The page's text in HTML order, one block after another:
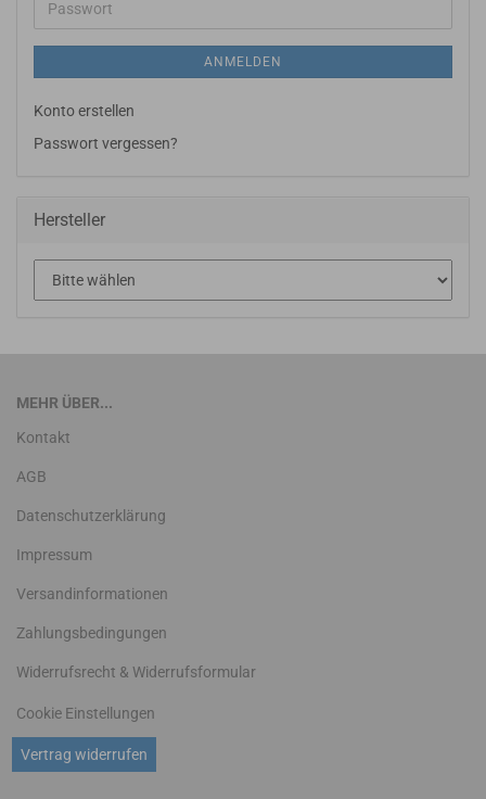
Passwort
ANMELDEN
Konto erstellen
Passwort vergessen?
Hersteller
MEHR ÜBER...
Kontakt
AGB
Datenschutzerklärung
Impressum
Versandinformationen
Zahlungsbedingungen
Widerrufsrecht & Widerrufsformular
Vertrag widerrufen
Cookie Einstellungen